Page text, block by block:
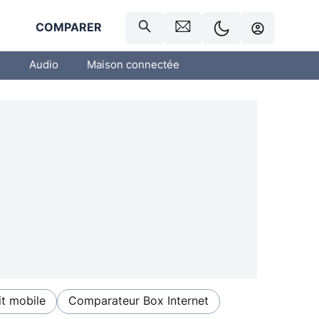
COMPARER
Audio Maison connectée
mobile Comparateur Box Internet